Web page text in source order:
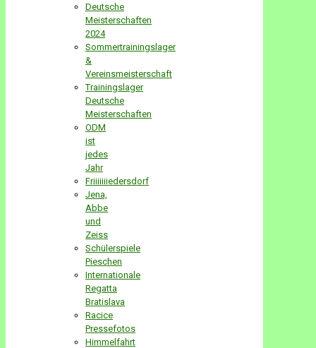
Deutsche
Meisterschaften
2024
Sommertrainingslager
&
Vereinsmeisterschaft
Trainingslager
Deutsche
Meisterschaften
ODM
ist
jedes
Jahr
Friiiiiiiedersdorf
Jena,
Abbe
und
Zeiss
Schülerspiele
Pieschen
Internationale
Regatta
Bratislava
Racice
Pressefotos
Himmelfahrt